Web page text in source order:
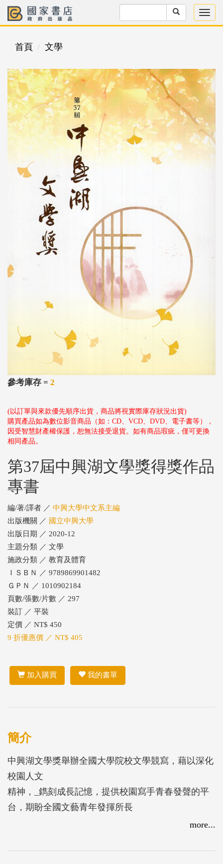
首頁 文學
參考庫存 = 2
(以訂單與來款優先順序出貨，商品將視實際庫存狀況出貨)
購買產品如為數位影音商品（如：CD、VCD、DVD、電子書等），
因受智慧財產權保護，恕無法接受退貨。如有商品瑕疵，僅可更換
相同產品。
第37屆中興湖文學獎得獎作品
專書
編/著/譯者 ／ 中興大學中文系主編
出版機關 ／ 國立中興大學
出版日期 ／ 2020-12
主題分類 ／ 文學
施政分類 ／ 教育及體育
ＩＳＢＮ ／ 9789869901482
ＧＰＮ ／ 1010902184
頁數/張數/片數 ／ 297
裝訂 ／ 平裝
定價 ／ NT$ 450
9 折優惠價 ／ NT$ 405
加入購買 我的書單
簡介
中興湖文學獎舉辦全國大學院校文學競寫，藉以深化
校園人文
精神，_鐫刻成長記憶，提供校園寫手青春發聲的平
台，期盼全國文藝青年發揮所長
，熱情參加，爭取獎金與榮耀，賽後匯編得獎作品，
人作品)
more...